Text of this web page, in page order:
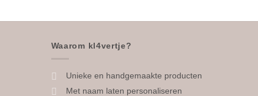
Deze
Waarom kl4vertje?
Unieke en handgemaakte producten
Met naam laten personaliseren